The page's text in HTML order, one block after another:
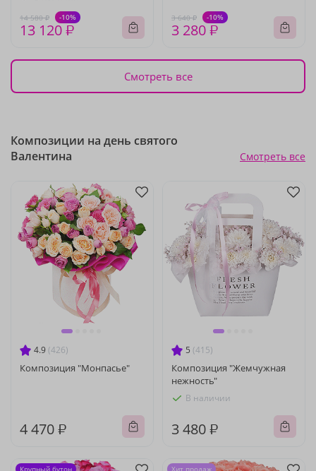
14 580 ₽ -10%
13 120 ₽
3 640 ₽ -10%
3 280 ₽
Смотреть все
Композиции на день святого
Валентина
Смотреть все
4.9 (426)
Композиция "Монпасье"
4 470 ₽
5 (415)
Композиция "Жемчужная
нежность"
В наличии
3 480 ₽
Крупный бутон Хит продаж